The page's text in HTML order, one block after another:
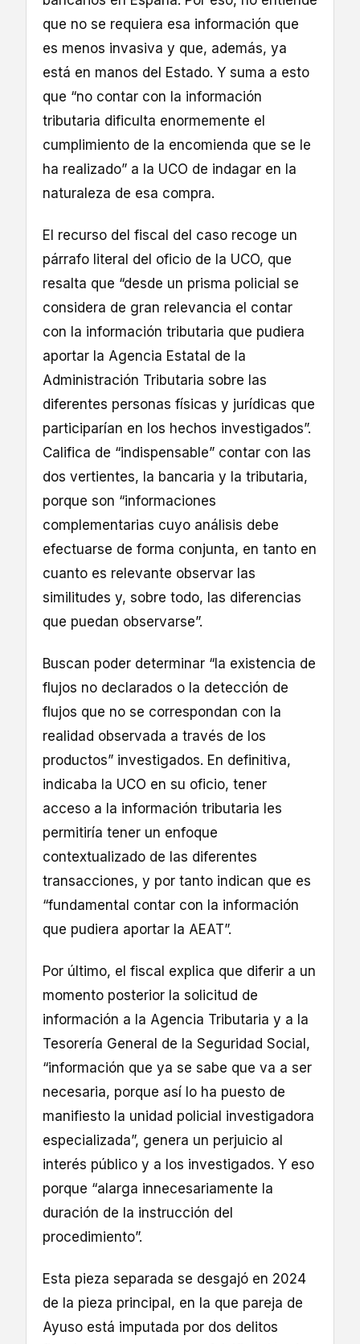
que no se requiera esa información que
es menos invasiva y que, además, ya
está en manos del Estado. Y suma a esto
que “no contar con la información
tributaria dificulta enormemente el
cumplimiento de la encomienda que se le
ha realizado” a la UCO de indagar en la
naturaleza de esa compra.
El recurso del fiscal del caso recoge un
párrafo literal del oficio de la UCO, que
resalta que “desde un prisma policial se
considera de gran relevancia el contar
con la información tributaria que pudiera
aportar la Agencia Estatal de la
Administración Tributaria sobre las
diferentes personas físicas y jurídicas que
participarían en los hechos investigados”.
Califica de “indispensable” contar con las
dos vertientes, la bancaria y la tributaria,
porque son “informaciones
complementarias cuyo análisis debe
efectuarse de forma conjunta, en tanto en
cuanto es relevante observar las
similitudes y, sobre todo, las diferencias
que puedan observarse”.
Buscan poder determinar “la existencia de
flujos no declarados o la detección de
flujos que no se correspondan con la
realidad observada a través de los
productos” investigados. En definitiva,
indicaba la UCO en su oficio, tener
acceso a la información tributaria les
permitiría tener un enfoque
contextualizado de las diferentes
transacciones, y por tanto indican que es
“fundamental contar con la información
que pudiera aportar la AEAT”.
Por último, el fiscal explica que diferir a un
momento posterior la solicitud de
información a la Agencia Tributaria y a la
Tesorería General de la Seguridad Social,
“información que ya se sabe que va a ser
necesaria, porque así lo ha puesto de
manifiesto la unidad policial investigadora
especializada”, genera un perjuicio al
interés público y a los investigados. Y eso
porque “alarga innecesariamente la
duración de la instrucción del
procedimiento”.
Esta pieza separada se desgajó en 2024
de la pieza principal, en la que pareja de
Ayuso está imputada por dos delitos